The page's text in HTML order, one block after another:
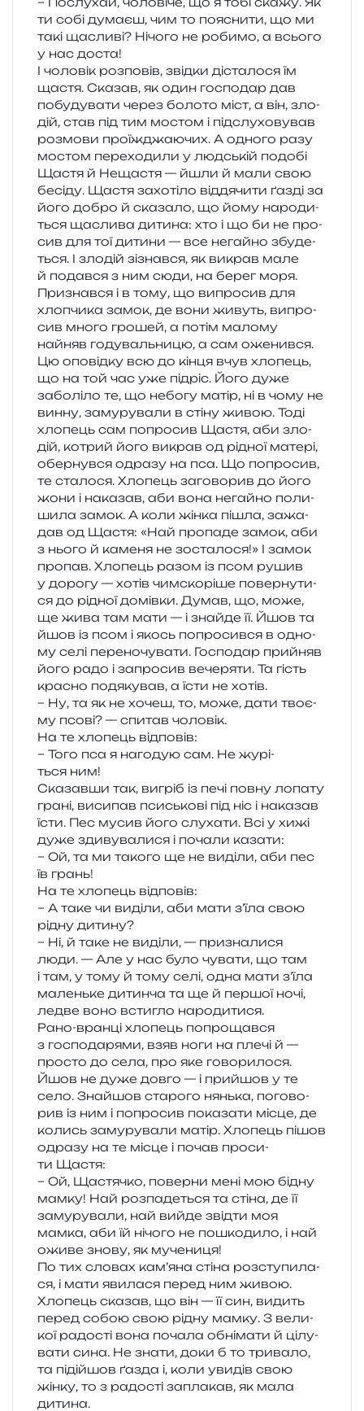
ти собі дума­єш, чим то поясни­ти, що ми
такі щасли­ві? Нічого не роби­мо, а всьо­го
у нас доста!
І чоло­вік роз­по­вів, звід­ки діста­ло­ся їм
щастя. Сказав, як один госпо­дар дав
побу­ду­ва­ти через боло­то міст, а він, зло­
дій, став під тим мостом і під­слу­хо­ву­вав
роз­мо­ви про­їжджа­ю­чих. А одно­го разу
мостом пере­хо­ди­ли у люд­ській подо­бі
Щастя й Нещастя — йшли й мали свою
бесі­ду. Щастя захо­ті­ло від­дя­чи­ти ґазді за
його добро й ска­за­ло, що йому наро­ди­
ться щасли­ва дити­на: хто і що би не про­
сив для тої дити­ни — все негай­но збу­де­
ться. І зло­дій зізнав­ся, як викрав мале
й подав­ся з ним сюди, на берег моря.
Признався і в тому, що випро­сив для
хло­пчи­ка замок, де вони живуть, випро­
сив много гро­шей, а потім мало­му
найняв году­валь­ни­цю, а сам оженився.
Цю опо­від­ку всю до кінця вчув хло­пець,
що на той час уже під­ріс. Його дуже
забо­лі­ло те, що небо­гу матір, ні в чому не
винну, заму­ру­ва­ли в стіну живою. Тоді
хло­пець сам попро­сив Щастя, аби зло­
дій, котрий його викрав од рідної мате­рі,
обер­нув­ся одра­зу на пса. Що попро­сив,
те ста­ло­ся. Хлопець заго­во­рив до його
жони і нака­зав, аби вона негай­но поли­
ши­ла замок. А коли жінка пішла, зажа­
дав од Щастя: «Най про­па­де замок, аби
з нього й каме­ня не зоста­ло­ся!» І замок
про­пав. Хлопець разом із псом рушив
у доро­гу — хотів чим­ско­рі­ше повер­ну­ти­
ся до рідної домів­ки. Думав, що, може,
ще жива там мати — і зна­йде її. Йшов та
йшов із псом і якось попро­сив­ся в одно­
му селі пере­но­чу­ва­ти. Господар прийняв
його радо і запро­сив вече­ря­ти. Та гість
кра­сно подя­ку­вав, а їсти не хотів.
– Ну, та як не хочеш, то, може, дати тво­є­
му псові? — спи­тав чоловік.
На те хло­пець відповів:
– Того пса я наго­дую сам. Не журі­
ться ним!
Сказавши так, вигріб із печі повну лопа­ту
грані, виси­пав пси­сько­ві під ніс і нака­зав
їсти. Пес мусив його слу­ха­ти. Всі у хижі
дуже зди­ву­ва­ли­ся і поча­ли казати:
– Ой, та ми тако­го ще не виді­ли, аби пес
їв грань!
На те хло­пець відповів:
– А таке чи виді­ли, аби мати з’їла свою
рідну дитину?
– Ні, й таке не виді­ли, — при­зна­ли­ся
люди. — Але у нас було чува­ти, що там
і там, у тому й тому селі, одна мати з’їла
малень­ке дитин­ча та ще й пер­шої ночі,
ледве воно всти­гло народитися.
Рано-вран­ці хло­пець попро­щав­ся
з госпо­да­ря­ми, взяв ноги на плечі й —
про­сто до села, про яке гово­ри­ло­ся.
Йшов не дуже довго — і при­йшов у те
село. Знайшов ста­ро­го нянь­ка, пого­во­
рив із ним і попро­сив пока­за­ти місце, де
колись заму­ру­ва­ли матір. Хлопець пішов
одра­зу на те місце і почав про­си­
ти Щастя:
– Ой, Щастячко, повер­ни мені мою бідну
мамку! Най роз­па­де­ться та стіна, де її
заму­ру­ва­ли, най вийде звід­ти моя
мамка, аби їй нічо­го не пошко­ди­ло, і най
оживе знову, як мучениця!
По тих сло­вах кам’я­на стіна роз­сту­пи­ла­
ся, і мати яви­ла­ся перед ним живою.
Хлопець ска­зав, що він — її син, видить
перед собою свою рідну мамку. З вели­
кої радо­сті вона поча­ла обні­ма­ти й цілу­
ва­ти сина. Не знати, доки б то три­ва­ло,
та піді­йшов ґазда і, коли уви­дів свою
жінку, то з радо­сті запла­кав, як мала
дитина.